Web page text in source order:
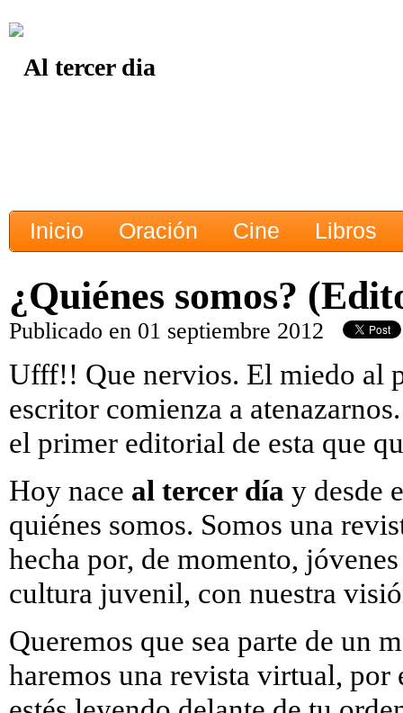
Inicio Oración Cine Libros
¿Quiénes somos?
Publicado en 01 septiembre 2012
Ufff!! Que nervios. El miedo al
escritor comienza a
el primer editorial de esta que
Hoy nace al tercer día y desde
quiénes somos. Somos una
hecha por, de momento,
cultura juvenil, con nuestra
Queremos que sea parte de un
haremos una revista virtual, por